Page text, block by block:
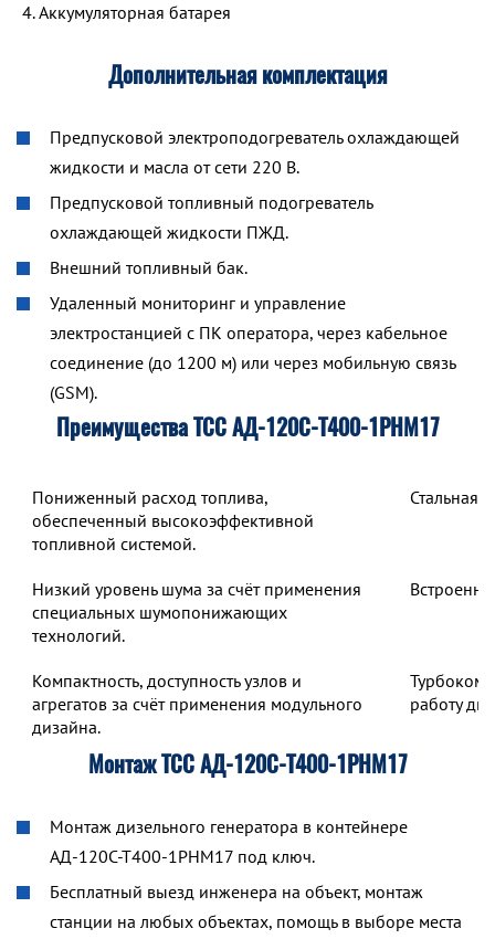
Аккумуляторная батарея
Дополнительная комплектация
Предпусковой электроподогреватель охлаждающей
жидкости и масла от сети 220 В.
Предпусковой топливный подогреватель
охлаждающей жидкости ПЖД.
Внешний топливный бак.
Удаленный мониторинг и управление
электростанцией с ПК оператора, через кабельное
соединение (до 1200 м) или через мобильную связь
(GSM).
Преимущества ТСС АД-120С-Т400-1РНМ17
Пониженный расход топлива,
обеспеченный высокоэффективной
топливной системой.
Стальная
Низкий уровень шума за счёт применения
специальных шумопонижающих
технологий.
Компактность, доступность узлов и
агрегатов за счёт применения модульного
дизайна.
работу
Монтаж ТСС АД-120С-Т400-1РНМ17
Монтаж дизельного генератора в контейнере
АД-120С-Т400-1РНМ17 под ключ.
Бесплатный выезд инженера на объект, монтаж
станции на любых объектах, помощь в выборе места